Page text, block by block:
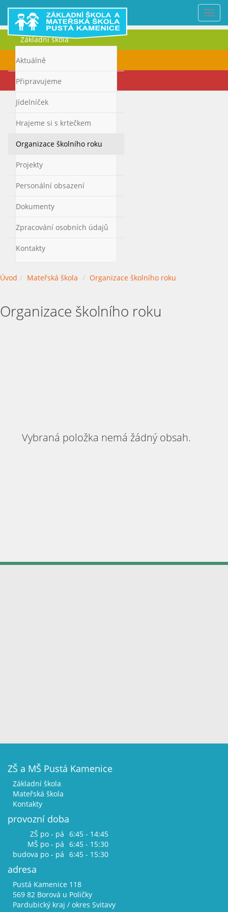
Základní škola
Mateřská škola
Kontakty
Aktuálně
Připravujeme
Jídelníček
Hrajeme si s krtečkem
Organizace školního roku
Projekty
Personální obsazení
Dokumenty
Zpracování osobních údajů
Kontakty
Úvod Mateřská škola Organizace školního roku
Organizace školního roku
Vybraná položka nemá žádný obsah.
ZŠ a MŠ Pustá Kamenice
Základní škola
Mateřská škola
Kontakty
provozní doba
ZŠ po - pá 6:45 - 14:45
MŠ po - pá 6:45 - 15:30
budova po - pá 6:45 - 15:30
adresa
Pustá Kamenice 118
569 82 Borová u Poličky
Pardubický kraj / okres Svitavy